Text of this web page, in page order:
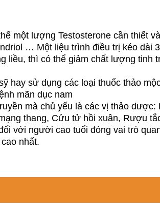
một lượng Testosterone cần thiết
… Một liệu trình điều trị kéo dài
liều, thì có thể giảm chất lượng tinh
hay sử dụng các loại thuốc thảo
mãn dục nam
mà chủ yếu là các vị thảo
thang, Cửu tử hồi xuân, Rượu
với người cao tuổi đóng vai trò
nhất.